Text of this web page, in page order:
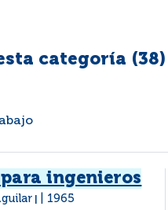
categoría (38)
ingenieros
1965